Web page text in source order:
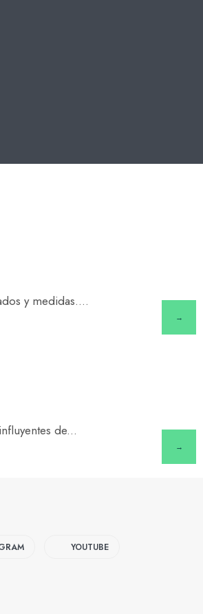
y medidas....
→
de...
→
YOUTUBE